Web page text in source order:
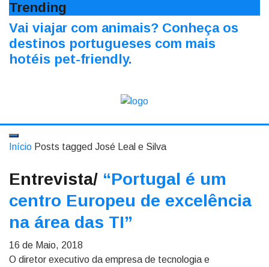
Trending
Vai viajar com animais? Conheça os
destinos portugueses com mais
hotéis pet-friendly.
Início Posts tagged José Leal e Silva
Entrevista/ “Portugal é um
centro Europeu de excelência
na área das TI”
16 de Maio, 2018
O diretor executivo da empresa de tecnologia e